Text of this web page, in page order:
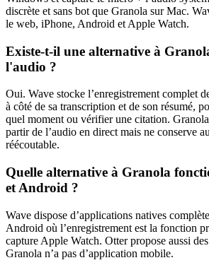
discrète et sans bot que Granola sur Mac.
le web, iPhone, Android et Apple Watch.
Existe-t-il une alternative à
l'audio ?
Oui. Wave stocke l’enregistrement complet
à côté de sa transcription et de son résumé,
quel moment ou vérifier une citation. Granola
partir de l’audio en direct mais ne conserve
réécoutable.
Quelle alternative à Granola
et Android ?
Wave dispose d’applications natives
Android où l’enregistrement est la fonction
capture Apple Watch. Otter propose aussi
Granola n’a pas d’application mobile.